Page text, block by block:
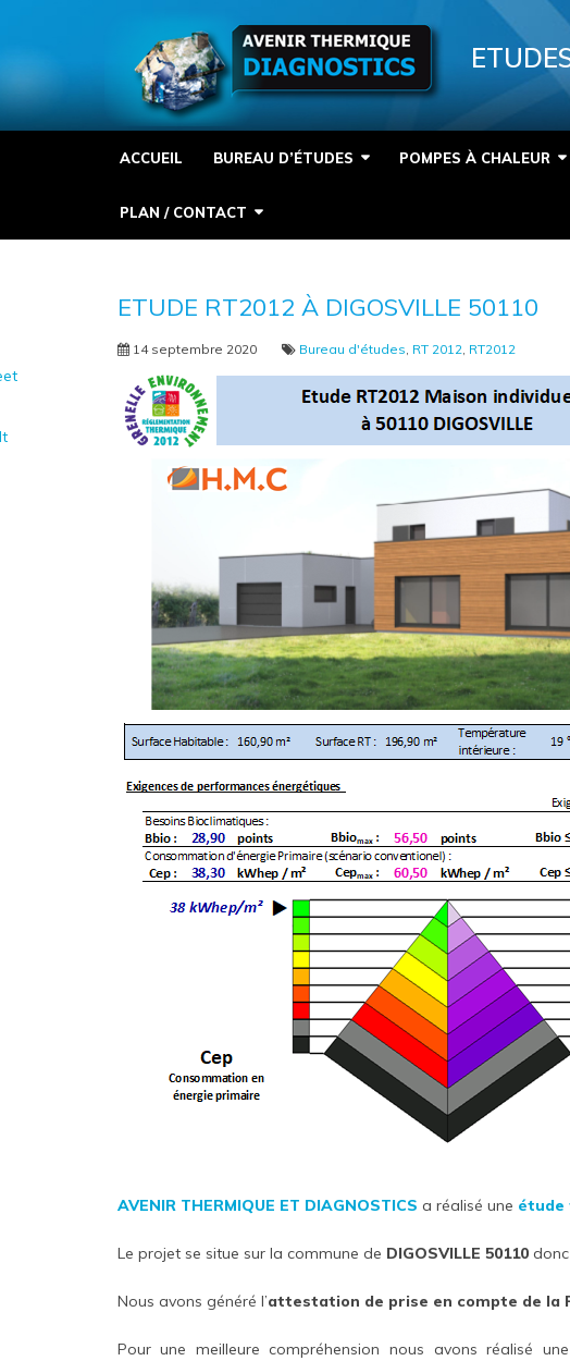
ACCUEIL BUREAU D’ÉTUDES POMPES À CHALEUR
PLAN / CONTACT
ETUDE RT2012 À DIGOSVILLE 50110
14 septembre 2020 Bureau d'études RT 2012 RT2012
AVENIR THERMIQUE ET DIAGNOSTICS a réalisé une étude
Le projet se situe sur la commune de DIGOSVILLE 50110donc
Nous avons généré l’attestation de prise en compte de la
Pour une meilleure compréhension nous avons réalisé une